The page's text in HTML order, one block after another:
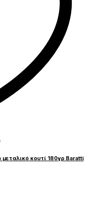
κουτί 180γρ Baratti